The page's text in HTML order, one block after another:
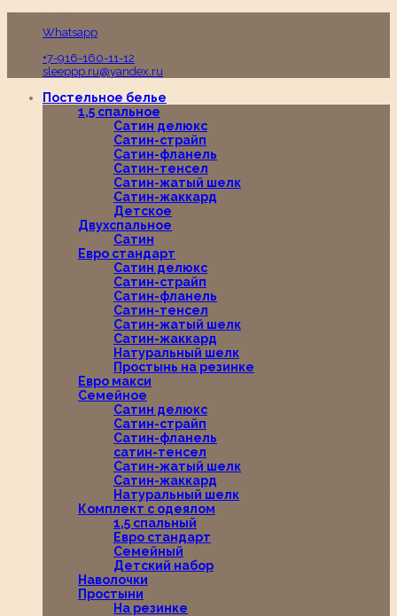
Whatsapp
+7-916-160-11-12
sleeppp.ru@yandex.ru
Постельное белье
1,5 спальное
Сатин делюкс
Сатин-страйп
Сатин-фланель
Сатин-тенсел
Сатин-жатый шелк
Сатин-жаккард
Детское
Двухспальное
Сатин
Евро стандарт
Сатин делюкс
Сатин-страйп
Сатин-фланель
Сатин-тенсел
Сатин-жатый шелк
Сатин-жаккард
Натуральный шелк
Простынь на резинке
Евро макси
Семейное
Сатин делюкс
Сатин-страйп
Сатин-фланель
сатин-тенсел
Сатин-жатый шелк
Сатин-жаккард
Натуральный шелк
Комплект с одеялом
1,5 спальный
Евро стандарт
Семейный
Детский набор
Наволочки
Простыни
На резинке